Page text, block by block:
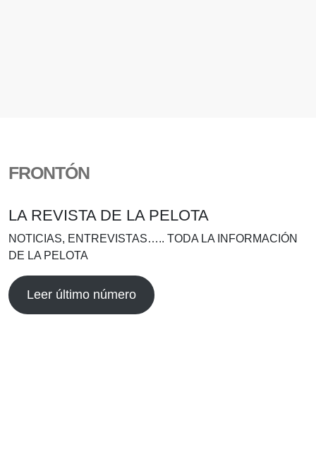
FRONTÓN
LA REVISTA DE LA PELOTA
NOTICIAS, ENTREVISTAS….. TODA LA INFORMACIÓN
DE LA PELOTA
Leer último número